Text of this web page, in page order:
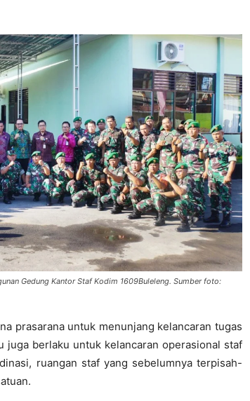
Gedung Kantor Staf Kodim 1609Buleleng. Sumber foto:
prasarana untuk menunjang kelancaran tugas
juga berlaku untuk kelancaran operasional staf
ruangan staf yang sebelumnya terpisah-